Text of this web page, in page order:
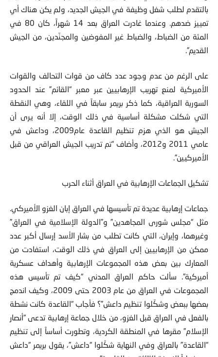
وأفسحنا المجال لأي عنصر من الجيش القديم حتى رتبة عقيد،
بالتقدم لطلب شغل وظيفة في الجيش الجديد، ولم يكن هناك أي
تمييز ضدهم. وعندما غادرت العراق بعد 14 شهراً، كان 80 في
المئة من الضباط، والضباط غير المفوضين والمجنّدين، من الجيش
على الرغم من عدم وجود عدد كاف من قوات التحالف والقوات
الأميركية لمنع تهريب الإرهابيين عبر معبر “القائم” عند الحدود
السورية العراقية، كما ذكر بريمر سابقاً في اللقاء، وهي النقطة
التي شكلت مشكلة أساسية في ذلك الوقت، إلا أنه يرى أن
الجيش هو الذي هزم تنظيم القاعدة عام2009، وداعش في
جماعات إرهابية عديدة تم تأسيسها في العراق إبان الغزو الأميركي.
مثل “مجلس شورى المجاهدين” و”الدولة الإسلامية في العراق”
وغيرهما، وإيران، التي كانت تطلب من بشار الأسد إرسال أكبر عدد
ممكن من الإرهابيين إلى العراق في ذلك الوقت، استفادت من
المعارك بين بعض هذه المجموعات الإرهابية وأهداف عسكرية
أميركية”. سألت حاكم العراق المدني “كيف تم تأسيس هذه
المجموعات في العراق من عام 2003 حتى 2009، وكيف اندمج
بعضها ببعض وشكّلوا تنظيم داعش”؟ فأجاب “القاعدة كانت نشطة
بالفعل في العراق قبل الغزو، من خلال جماعة إرهابية تدعى “أنصار
الإسلام” مقرها في المنطقة الكردية، وتطورت أساساً إلى تنظيم
“القاعدة” بالعراق وفي النهاية شكّلوا “داعش”، يقول بريمر “داعش